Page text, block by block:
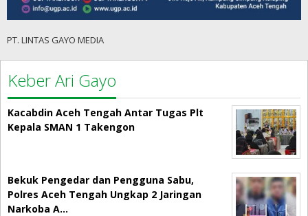
PT. LINTAS GAYO MEDIA
Keber Ari Gayo
Kacabdin Aceh Tengah Antar Tugas Plt
Kepala SMAN 1 Takengon
Bekuk Pengedar dan Pengguna Sabu,
Polres Aceh Tengah Ungkap 2 Jaringan
Narkoba A…